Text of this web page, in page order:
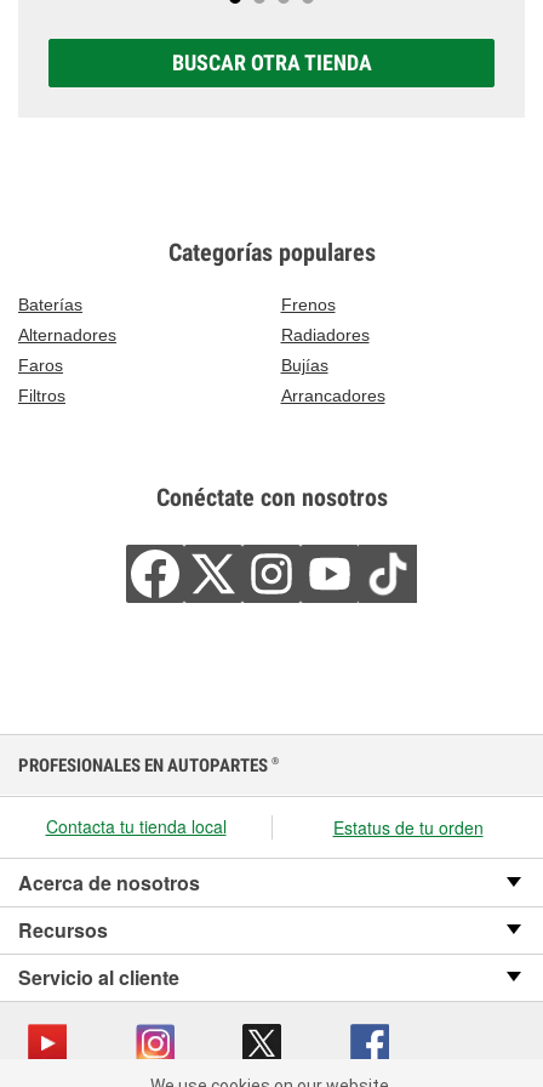
BUSCAR OTRA TIENDA
Categorías populares
Baterías
Frenos
Alternadores
Radiadores
Faros
Bujías
Filtros
Arrancadores
Conéctate con nosotros
PROFESIONALES EN AUTOPARTES ®
Contacta tu tienda local Estatus de tu orden
Acerca de nosotros
Recursos
Servicio al cliente